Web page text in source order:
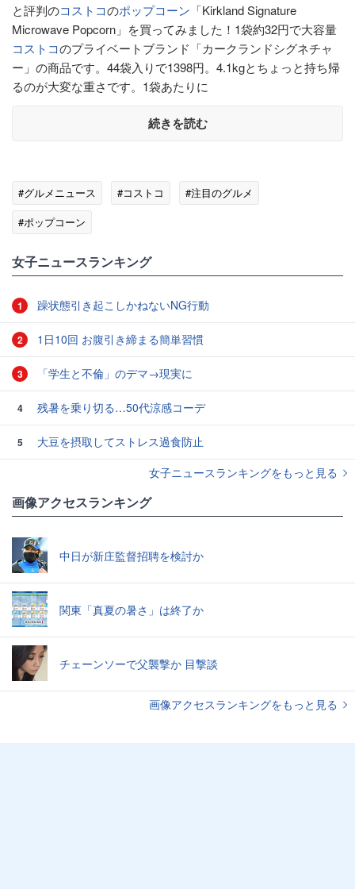
と評判のコストコのポップコーン 「Kirkland Signature
Microwave Popcorn」を買ってみました！1袋約32円で大容量
コストコのプライベートブランド「カークランドシグネチャ
ー」の商品です。44袋入りで1398円。4.1kgとちょっと持ち帰
るのが大変な重さです。1袋あたりに
続きを読む
#グルメニュース #コストコ
#注目のグルメ
#ポップコーン
女子ニュースランキング
1 躁状態引き起こしかねないNG行動
2 1日10回 お腹引き締まる簡単習慣
3 「学生と不倫」のデマ→現実に
4 残暑を乗り切る…50代涼感コーデ
5
大豆を摂取してストレス過食防止
女子ニュースランキングをもっと見る
画像アクセスランキング
中日が新庄監督招聘を検討か
関東「真夏の暑さ」は終了か
チェーンソーで父襲撃か 目撃談
画像アクセスランキングをもっと見る